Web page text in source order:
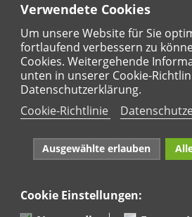
Verwendete Cookies
Um unsere Website für Sie
fortlaufend verbessern zu
Cookies. Weitergehende
unten in unserer Cookie-
Datenschutzerklärung.
Cookie-Richtlinie
Ausgewählte erlauben
Cookie Einstellungen:
Entdeckertouren Ansichten
Regional
Karte
Naturpark Rhein-Westerwald